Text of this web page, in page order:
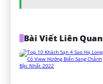
Bài Viết Liên Quan